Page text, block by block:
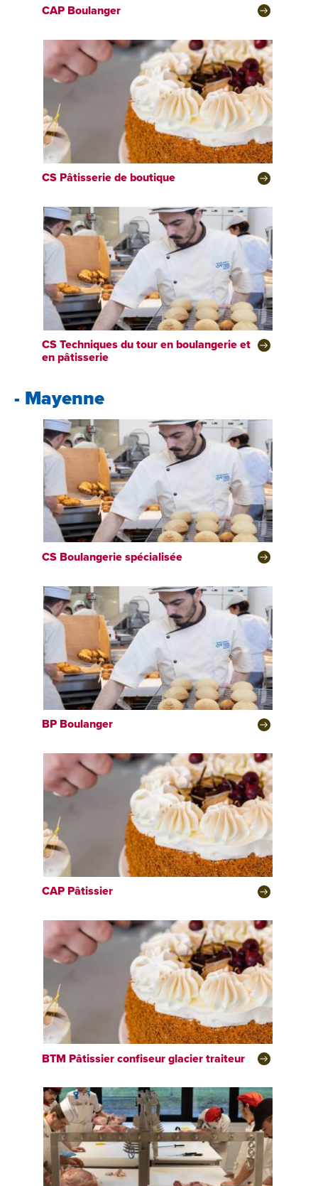
CAP Boulanger
CS Pâtisserie de boutique
CS Techniques du tour en boulangerie et
en pâtisserie
- Mayenne
CS Boulangerie spécialisée
BP Boulanger
CAP Pâtissier
BTM Pâtissier confiseur glacier traiteur